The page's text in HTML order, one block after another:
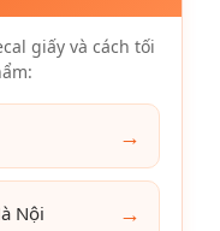
giấy và cách tối
→
Nội →